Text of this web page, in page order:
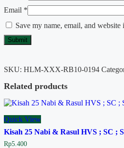
Email *
Save my name, email, and
SKU: HLM-XXX-RB10-0194
Related products
Quick View
Kisah 25 Nabi & Rasul HVS ; SC ;
Rp5.400